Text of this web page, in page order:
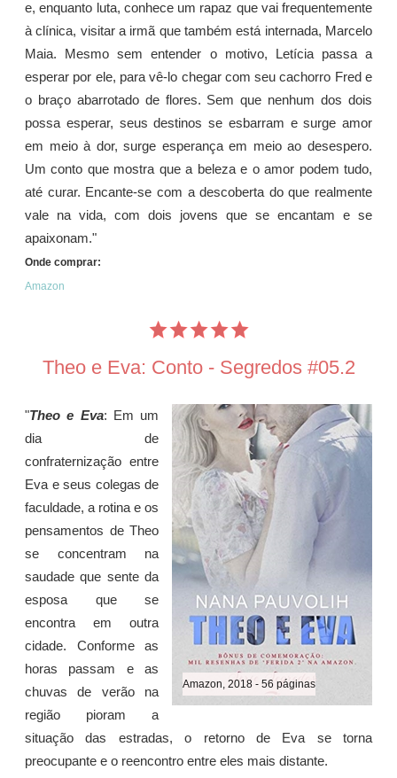
e, enquanto luta, conhece um rapaz que vai frequentemente
à clínica, visitar a irmã que também está internada, Marcelo
Maia. Mesmo sem entender o motivo, Letícia passa a
esperar por ele, para vê-lo chegar com seu cachorro Fred e
o braço abarrotado de flores. Sem que nenhum dos dois
possa esperar, seus destinos se esbarram e surge amor
em meio à dor, surge esperança em meio ao desespero.
Um conto que mostra que a beleza e o amor podem tudo,
até curar. Encante-se com a descoberta do que realmente
vale na vida, com dois jovens que se encantam e se
apaixonam."
Onde comprar:
Amazon
Theo e Eva: Conto - Segredos #05.2
Amazon, 2018 - 56 páginas
"Theo e Eva: Em um
dia de
confraternização entre
Eva e seus colegas de
faculdade, a rotina e os
pensamentos de Theo
se concentram na
saudade que sente da
esposa que se
encontra em outra
cidade. Conforme as
horas passam e as
chuvas de verão na
região pioram a
situação das estradas, o retorno de Eva se torna
preocupante e o reencontro entre eles mais distante.